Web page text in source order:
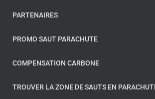
PARTENAIRES
PROMO SAUT PARACHUTE
COMPENSATION CARBONE
TROUVER LA ZONE DE SAUTS EN